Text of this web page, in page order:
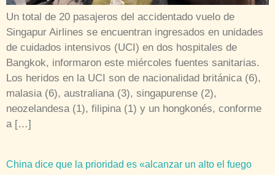
Un total de 20 pasajeros del accidentado vuelo de
Singapur Airlines se encuentran ingresados en unidades
de cuidados intensivos (UCI) en dos hospitales de
Bangkok, informaron este miércoles fuentes sanitarias.
Los heridos en la UCI son de nacionalidad británica (6),
malasia (6), australiana (3), singapurense (2),
neozelandesa (1), filipina (1) y un hongkonés, conforme
a […]
China dice que la prioridad es «alcanzar un alto el fuego